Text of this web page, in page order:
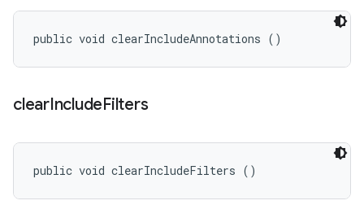
public void clearIncludeAnnotations ()
clearIncludeFilters
public void clearIncludeFilters ()